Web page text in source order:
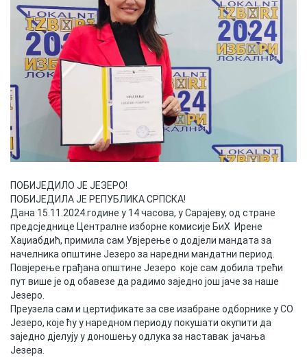
Извјештај о раду начелника
СКУПШТИНА
Статут Општине
Скупштинско вијеће општине језеро
Састав Скупштине
ОПШТИНСКА УПРАВА
ИНФО
Вијести
Активности
Јавни позиви
ПОБИЈЕДИЛО ЈЕ ЈЕЗЕРО!
ПОБИЈЕДИЛА ЈЕ РЕПУБЛИКА СРПСКА!
Дана 15.11.2024.године у 14 часова, у Сарајеву, од стране
предсједнице Централне изборне комисије БиХ Ирене
Хаџиабдић, примила сам Увјерење о додјели мандата за
начелника општине Језеро за наредни мандатни период.
Повјерење грађана општине Језеро које сам добила трећи
пут више је од обавезе да радимо заједно још јаче за наше
Језеро.
Преузела сам и цертификате за све изабране одборнике у СО
Језеро, које ћу у наредном периоду покушати окупити да
заједно дјелују у доношењу одлука за наставак јачања
Језера.